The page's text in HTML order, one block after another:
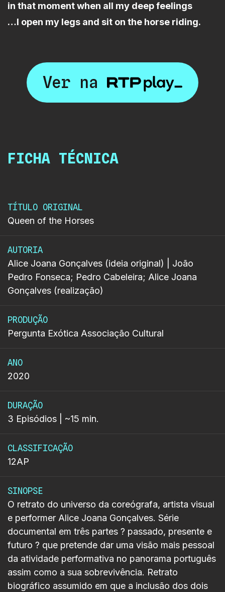
in that moment when all my deep feelings
…I open my legs and sit on the horse riding.
Ver na
FICHA TÉCNICA
TÍTULO ORIGINAL
Queen of the Horses
AUTORIA
Alice Joana Gonçalves (ideia original) | João
Pedro Fonseca; Pedro Cabeleira; Alice Joana
Gonçalves (realização)
PRODUÇÃO
Pergunta Exótica Associação Cultural
ANO
2020
DURAÇÃO
3 Episódios | ~15 min.
CLASSIFICAÇÃO
12AP
SINOPSE
O retrato do universo da coreógrafa, artista visual
e performer Alice Joana Gonçalves. Série
documental em três partes ? passado, presente e
futuro ? que pretende dar uma visão mais pessoal
da atividade performativa no panorama português
assim como a sua sobrevivência. Retrato
biográfico assumido em que a inclusão dos dois